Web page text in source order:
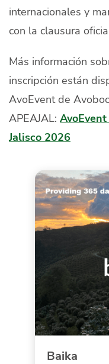
internacionales y
con la clausura
Más información
inscripción están
AvoEvent de
APEAJAL:
Jalisco 2026
Baika